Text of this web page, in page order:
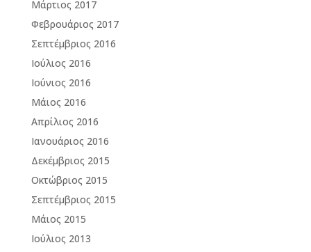
Μάρτιος 2017
Φεβρουάριος 2017
Σεπτέμβριος 2016
Ιούλιος 2016
Ιούνιος 2016
Μάιος 2016
Απρίλιος 2016
Ιανουάριος 2016
Δεκέμβριος 2015
Οκτώβριος 2015
Σεπτέμβριος 2015
Μάιος 2015
Ιούλιος 2013